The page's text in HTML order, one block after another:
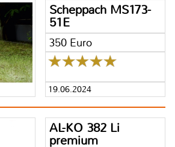
Scheppach MS173-
51E
350 Euro
19.06.2024
AL-KO 382 Li
premium